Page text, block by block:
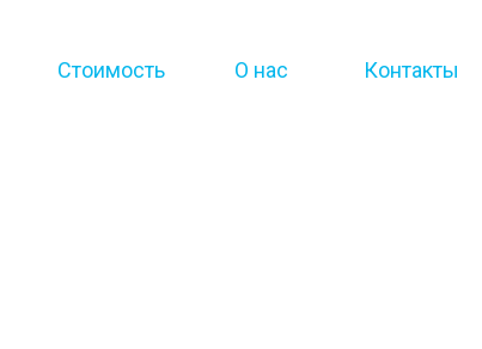
Контакты
Стоимость О нас